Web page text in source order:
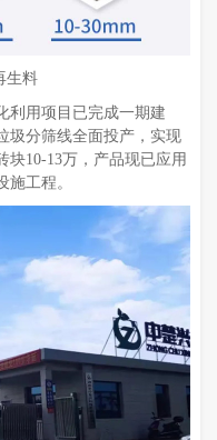
生料
利用项目已完成一期建
圾分筛线全面投产，实现
块10-13万，产品现已应用
工程。